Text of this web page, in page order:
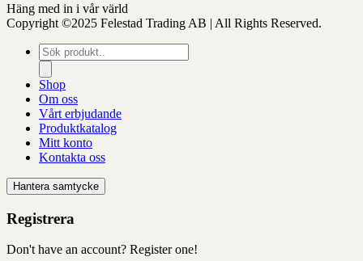
Häng med in i vår värld
Copyright ©2025 Felestad Trading AB | All Rights Reserved.
Produktsökning
Shop
Om oss
Vårt erbjudande
Produktkatalog
Mitt konto
Kontakta oss
Hantera samtycke
Registrera
Don't have an account? Register one!